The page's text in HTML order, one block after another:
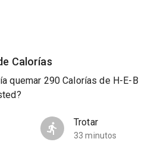
Calorías
quemar 290 Calorías de H-E-B
Trotar
33 minutos